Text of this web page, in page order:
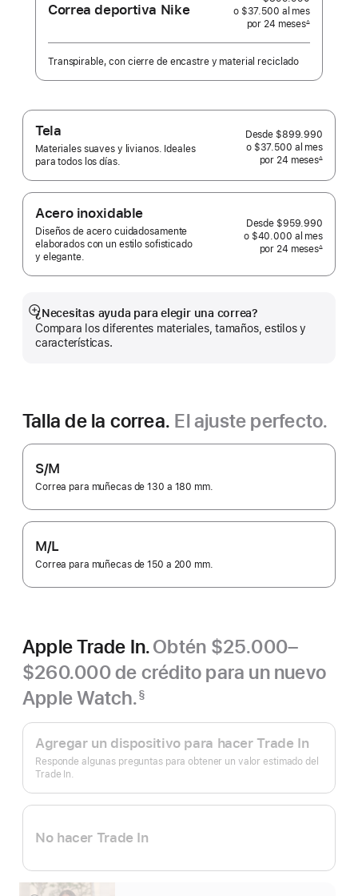
Correa deportiva Nike
o $37.500 al mes
por 24 mesesmeses
Nota a pie de página
∆
Transpirable, con cierre de encastre y material reciclado
Tela
Materiales suaves y livianos. Ideales
para todos los días.
Desde $899.990
o $37.500 al mes
por 24 mesesmeses
Nota a pie de página
∆
Acero inoxidable
Diseños de acero cuidadosamente
elaborados con un estilo sofisticado
y elegante.
Desde $959.990
o $40.000 al mes
por 24 mesesmeses
Nota a pie de página
∆
¿Necesitas ayuda para elegir una correa?
Compara los diferentes materiales, tamaños, estilos y
características.
Mostrar
más
Talla de la correa. El ajuste perfecto.
S/M
Correa para muñecas de 130 a 180 mm.
M/L
Correa para muñecas de 150 a 200 mm.
Apple Trade In.Obtén $25.000–
$260.000 de crédito para un nuevo
Apple Watch.
Nota
a
página
§
Apple
Trade
In.
Agregar un dispositivo para hacer Trade In
Responde algunas preguntas para obtener un valor estimado del
Trade In.
No hacer Trade In